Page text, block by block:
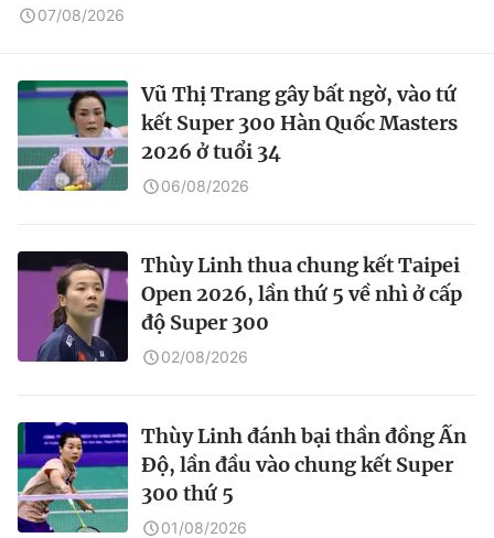
07/08/2026
Vũ Thị Trang gây bất ngờ, vào tứ
kết Super 300 Hàn Quốc Masters
2026 ở tuổi 34
06/08/2026
Thùy Linh thua chung kết Taipei
Open 2026, lần thứ 5 về nhì ở cấp
độ Super 300
02/08/2026
Thùy Linh đánh bại thần đồng Ấn
Độ, lần đầu vào chung kết Super
300 thứ 5
01/08/2026